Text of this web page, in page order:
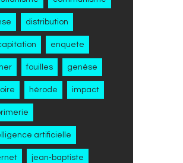
distribution
enquete
fouilles genèse
hérode impact
artificielle
jean-baptiste